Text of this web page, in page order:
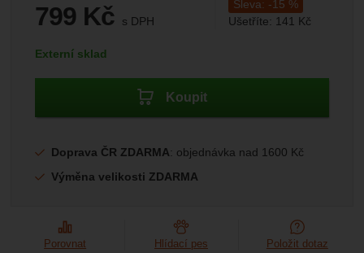
Sleva: -15 %
Ušetříte: 141 Kč
799 Kč s DPH
Dostupnost:
Externí sklad
Koupit
Doprava ČR ZDARMA: objednávka nad 1600 Kč
Výměna velikosti ZDARMA
Porovnat Hlídací pes Položit dotaz